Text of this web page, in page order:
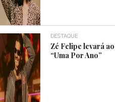
DESTAQUE
Zé Felipe levará
“Uma Por Ano”